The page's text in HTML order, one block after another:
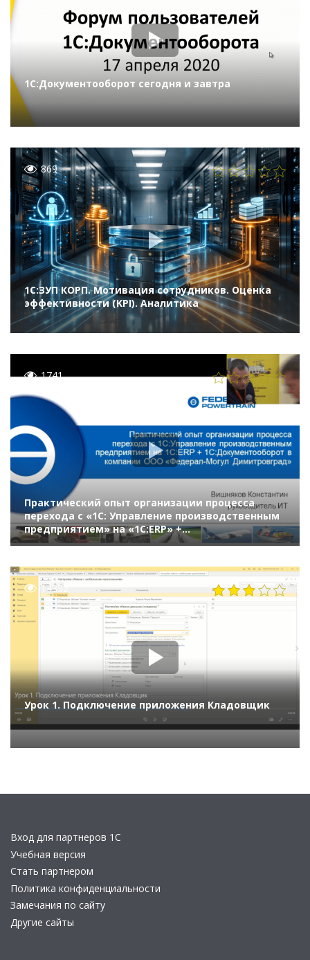
1С:Документооборот сегодня и завтра
869
1С:ЗУП КОРП. Мотивация сотрудников. Оценка
эффективности (KPI). Аналитика
1741
Практический опыт организации процесса
перехода с «1С: Управление производственным
предприятием» на «1С:ERP» +
«1С:Документооборот» в компании «Федерал-
14332
Урок 1. Подключение приложения Кладовщик
Вход для партнеров 1С
Учебная версия
Стать партнером
Политика конфиденциальности
Замечания по сайту
Другие сайты